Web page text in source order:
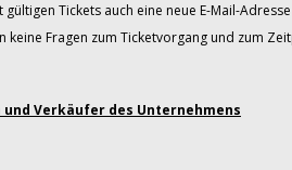
Tickets auch eine neue E-Mail-
keine Fragen zum Ticketvorgang und zum
Verkäufer des Unternehmens